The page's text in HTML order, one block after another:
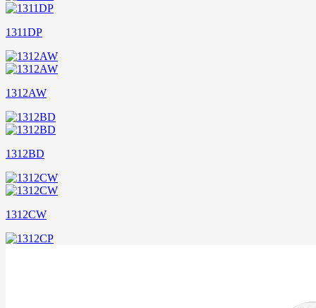
1311DP
1312AW
1312BD
1312CW